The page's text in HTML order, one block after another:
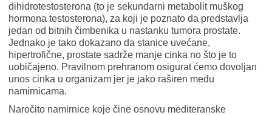
dihidrotestosterona (to je sekundarni metabolit muškog
hormona testosterona), za koji je poznato da predstavlja
jedan od bitnih čimbenika u nastanku tumora prostate.
Jednako je tako dokazano da stanice uvećane,
hipertrofične, prostate sadrže manje cinka no što je to
uobičajeno. Pravilnom prehranom osigurat ćemo dovoljan
unos cinka u organizam jer je jako raširen među
namirnicama.
Naročito namirnice koje čine osnovu mediteranske